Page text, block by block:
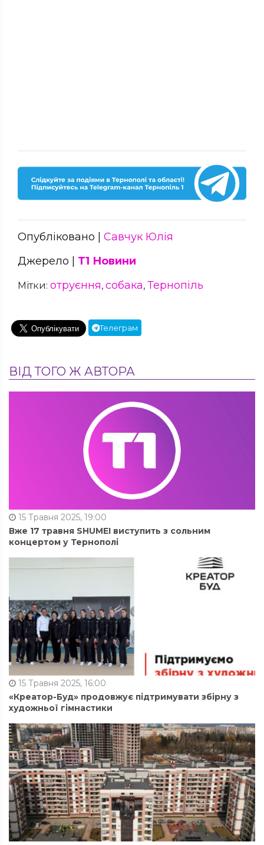
Опубліковано | Савчук Юлія
Джерело | Т1 Новини
Мітки: отруєння, собака, Тернопіль
Телеграм
ВІД ТОГО Ж АВТОРА
15 Травня 2025, 19:00
Вже 17 травня SHUMEI виступить з сольним
концертом у Тернополі
15 Травня 2025, 16:00
«Креатор-Буд» продовжує підтримувати збірну з
художньої гімнастики